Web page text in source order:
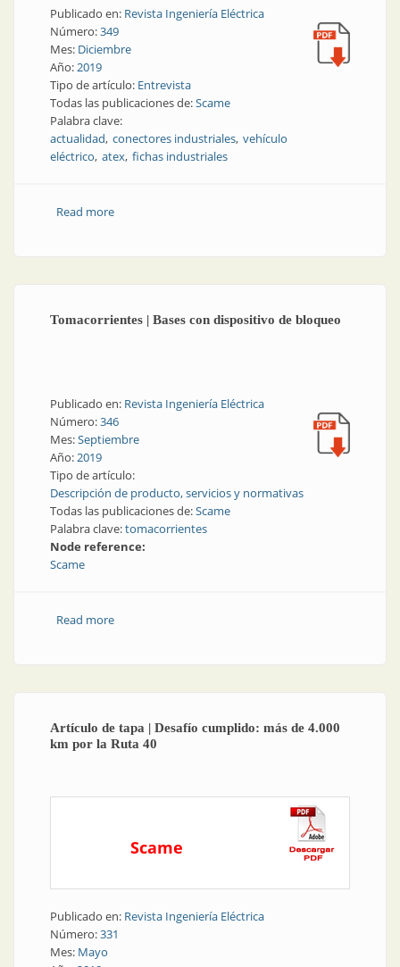
Publicado en: Revista Ingeniería Eléctrica
Número:349
Mes: Diciembre
Año:2019
Tipo de artículo: Entrevista
Todas las publicaciones de:Scame
Palabra clave:
actualidad conectores industriales vehículo
eléctrico atex fichas industriales
Read moreabout Mercado eléctrico: qué dice Scame
Tomacorrientes | Bases con dispositivo de bloqueo
Publicado en: Revista Ingeniería Eléctrica
Número:346
Mes:Septiembre
Año:2019
Tipo de artículo:
Descripción de producto, servicios y normativas
Todas las publicaciones de:Scame
Palabra clave:tomacorrientes
Node reference:
Scame
Read moreabout Tomacorrientes | Bases con dispositivo de
Artículo de tapa | Desafío cumplido: más de 4.000
km por la Ruta 40
Scame
Publicado en: Revista Ingeniería Eléctrica
Número:331
Mes: Mayo